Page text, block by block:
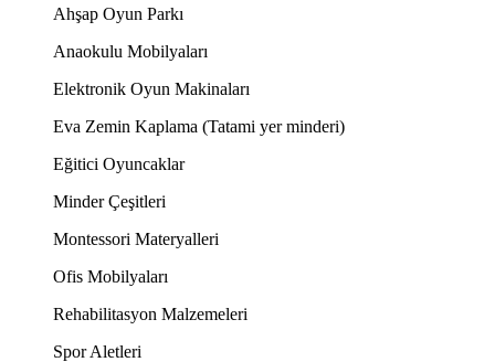
Ahşap Oyun Parkı
Anaokulu Mobilyaları
Elektronik Oyun Makinaları
Eva Zemin Kaplama (Tatami yer minderi)
Eğitici Oyuncaklar
Minder Çeşitleri
Montessori Materyalleri
Ofis Mobilyaları
Rehabilitasyon Malzemeleri
Spor Aletleri